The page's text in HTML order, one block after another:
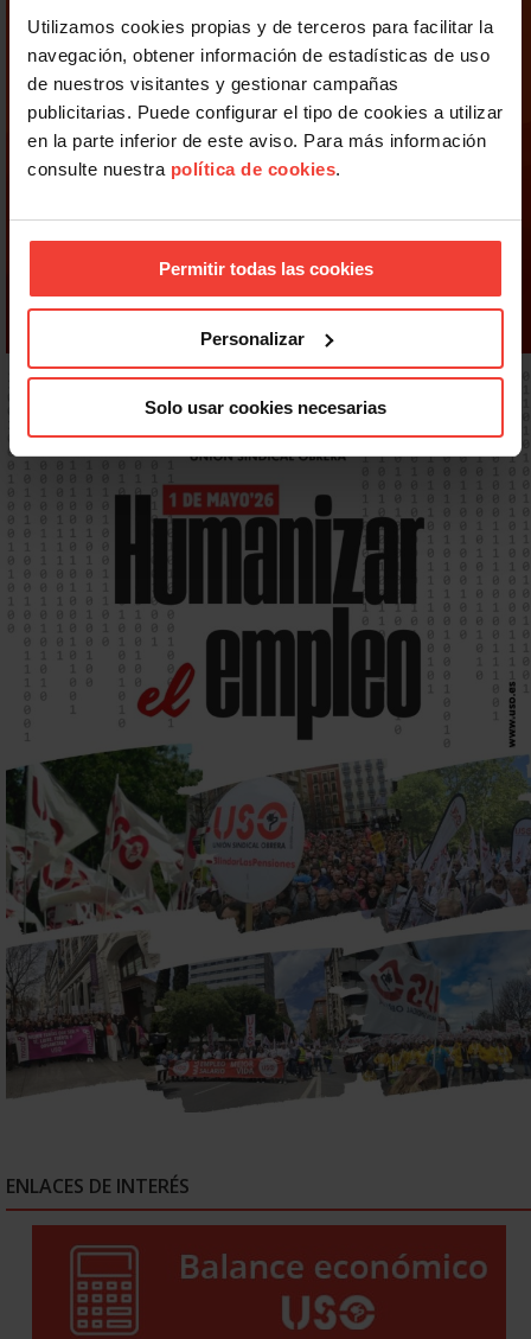
Utilizamos cookies propias y de terceros para facilitar la
navegación, obtener información de estadísticas de uso
de nuestros visitantes y gestionar campañas
publicitarias. Puede configurar el tipo de cookies a utilizar
en la parte inferior de este aviso. Para más información
consulte nuestra política de cookies.
Permitir todas las cookies
Personalizar
Solo usar cookies necesarias
ENLACES DE INTERÉS